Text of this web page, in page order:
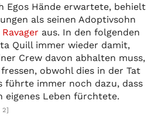
Egos Hände erwartete, behielt
als seinen Adoptivsohn
Ravager aus. In den folgenden
Quill immer wieder damit,
Crew davon abhalten muss,
obwohl dies in der Tat
führte immer noch dazu, dass
eigenes Leben fürchtete.
2]